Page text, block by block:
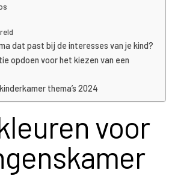
dat past bij de interesses van je kind?
opdoen voor het kiezen van een
thema’s 2024
voor